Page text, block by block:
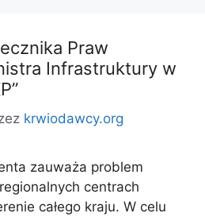
Praw
Infrastruktury w
krwiodawcy.org
zauważa problem
centrach
całego kraju. W celu